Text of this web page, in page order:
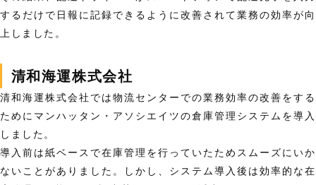
するだけで日報に記録できるように改善されて業務の効率が向
上しました。
清和海運株式会社
清和海運株式会社では物流センターでの業務効率の改善をする
ためにマンハッタン・アソシエイツの倉庫管理システムを導入
しました。
導入前は紙ベースで在庫管理を行っていたためスムーズにいか
ないことがありました。しかし、システム導入後は効率的な在